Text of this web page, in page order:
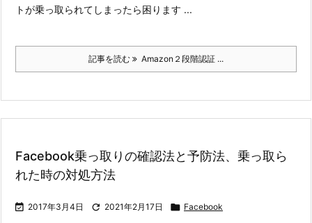
トが乗っ取られてしまったら困ります ...
記事を読む Amazon２段階認証 ...
Facebook乗っ取りの確認法と予防法、乗っ取ら
れた時の対処方法
 2017年3月4日  2021年2月17日  Facebook